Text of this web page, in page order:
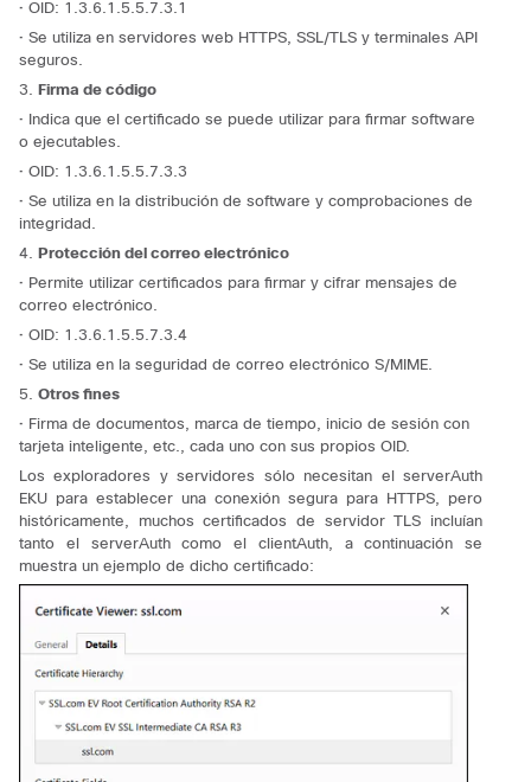
· OID: 1.3.6.1.5.5.7.3.1
· Se utiliza en servidores web HTTPS, SSL/TLS y terminales API
seguros.
3. Firma de código
· Indica que el certificado se puede utilizar para firmar software
o ejecutables.
· OID: 1.3.6.1.5.5.7.3.3
· Se utiliza en la distribución de software y comprobaciones de
integridad.
4. Protección del correo electrónico
· Permite utilizar certificados para firmar y cifrar mensajes de
correo electrónico.
· OID: 1.3.6.1.5.5.7.3.4
· Se utiliza en la seguridad de correo electrónico S/MIME.
5. Otros fines
· Firma de documentos, marca de tiempo, inicio de sesión con
tarjeta inteligente, etc., cada uno con sus propios OID.
Los exploradores y servidores sólo necesitan el serverAuth
EKU para establecer una conexión segura para HTTPS, pero
históricamente, muchos certificados de servidor TLS incluían
tanto el serverAuthcomo el clientAuth, a continuación se
muestra un ejemplo de dicho certificado: